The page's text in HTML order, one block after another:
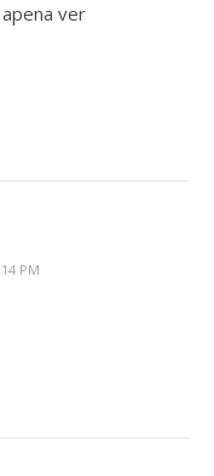
ver
PM